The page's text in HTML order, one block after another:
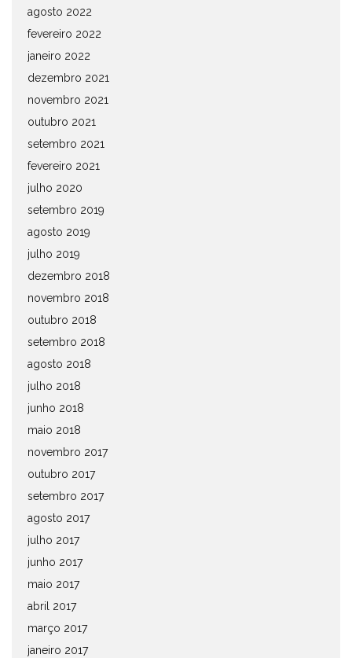
agosto 2022
fevereiro 2022
janeiro 2022
dezembro 2021
novembro 2021
outubro 2021
setembro 2021
fevereiro 2021
julho 2020
setembro 2019
agosto 2019
julho 2019
dezembro 2018
novembro 2018
outubro 2018
setembro 2018
agosto 2018
julho 2018
junho 2018
maio 2018
novembro 2017
outubro 2017
setembro 2017
agosto 2017
julho 2017
junho 2017
maio 2017
abril 2017
março 2017
janeiro 2017